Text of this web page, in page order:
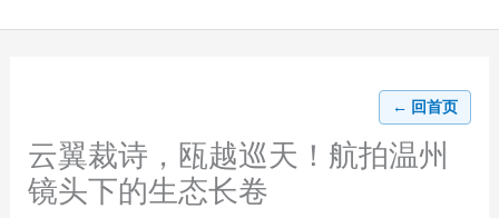
← 回首页
云翼裁诗，瓯越巡天！航拍温州
镜头下的生态长卷